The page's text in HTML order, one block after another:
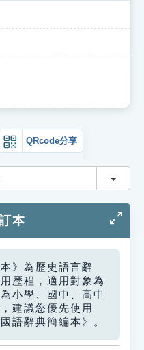
QRcode分享
切換
本
》為歷史語言辭
歷程，適用對象為
小學、國中、高中
建議您優先使用
語辭典簡編本》。